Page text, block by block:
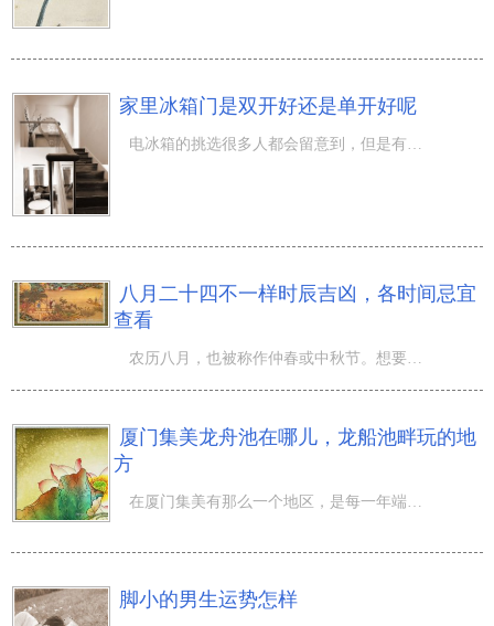
家里冰箱门是双开好还是单开好呢
八月二十四不一样时辰吉凶，各时间忌宜
查看
厦门集美龙舟池在哪儿，龙船池畔玩的地
方
脚小的男生运势怎样